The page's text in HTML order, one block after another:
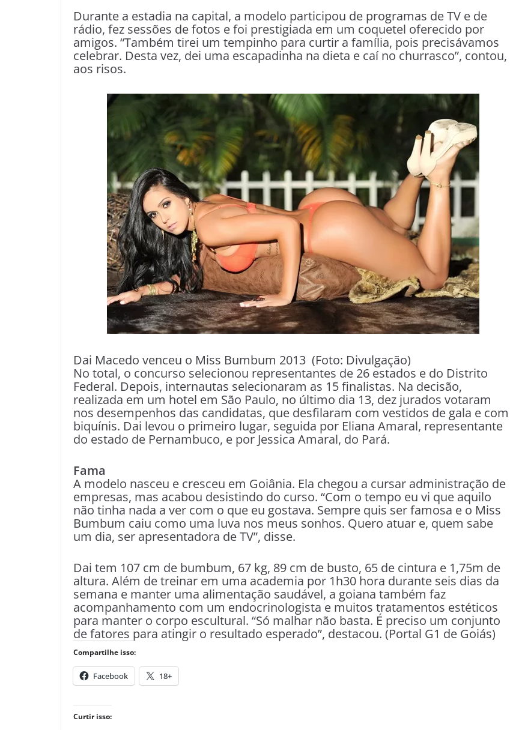
Durante a estadia na capital, a modelo participou de programas de TV e de
rádio, fez sessões de fotos e foi prestigiada em um coquetel oferecido por
amigos. “Também tirei um tempinho para curtir a família, pois precisávamos
celebrar. Desta vez, dei uma escapadinha na dieta e caí no churrasco”, contou,
aos risos.
Dai Macedo venceu o Miss Bumbum 2013 (Foto: Divulgação)
No total, o concurso selecionou representantes de 26 estados e do Distrito
Federal. Depois, internautas selecionaram as 15 finalistas. Na decisão,
realizada em um hotel em São Paulo, no último dia 13, dez jurados votaram
nos desempenhos das candidatas, que desfilaram com vestidos de gala e com
biquínis. Dai levou o primeiro lugar, seguida por Eliana Amaral, representante
do estado de Pernambuco, e por Jessica Amaral, do Pará.
Fama
A modelo nasceu e cresceu em Goiânia. Ela chegou a cursar administração de
empresas, mas acabou desistindo do curso. “Com o tempo eu vi que aquilo
não tinha nada a ver com o que eu gostava. Sempre quis ser famosa e o Miss
Bumbum caiu como uma luva nos meus sonhos. Quero atuar e, quem sabe
um dia, ser apresentadora de TV”, disse.
Dai tem 107 cm de bumbum, 67 kg, 89 cm de busto, 65 de cintura e 1,75m de
altura. Além de treinar em uma academia por 1h30 hora durante seis dias da
semana e manter uma alimentação saudável, a goiana também faz
acompanhamento com um endocrinologista e muitos tratamentos estéticos
para manter o corpo escultural. “Só malhar não basta. É preciso um conjunto
de fatores para atingir o resultado esperado”, destacou. (Portal G1 de Goiás)
Compartilhe isso:
Facebook 18+
Curtir isso: